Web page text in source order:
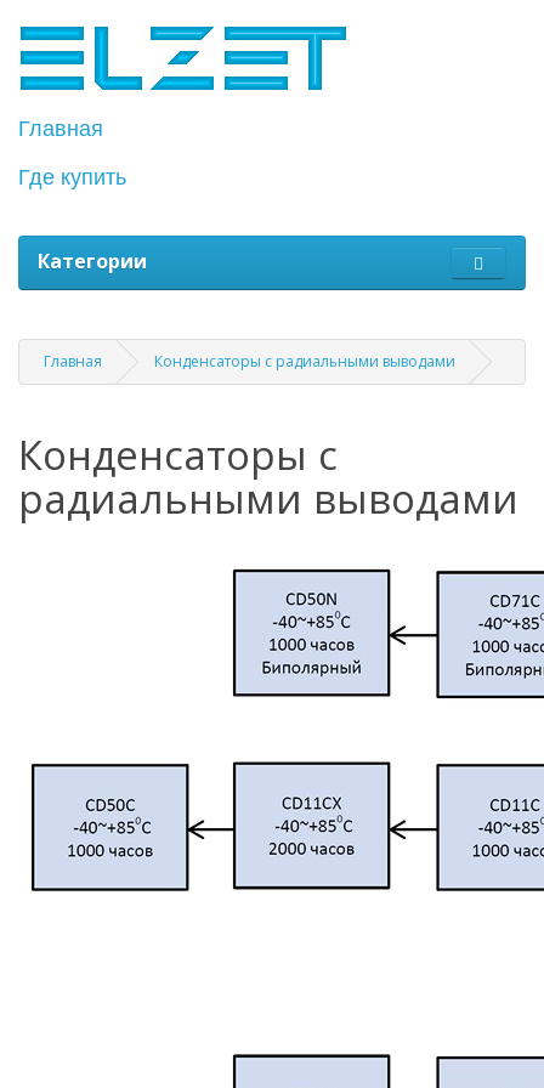
Главная
Где купить
Категории
Главная Конденсаторы с радиальными выводами
Конденсаторы с
радиальными выводами